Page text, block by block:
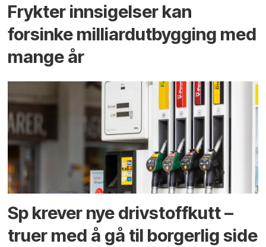
Frykter innsigelser kan
forsinke milliard­utbygging med
mange år
Sp krever nye drivstoffkutt –
truer med å gå til borgerlig side